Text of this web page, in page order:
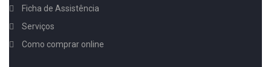
Ficha de Assistência
Serviços
Como comprar online